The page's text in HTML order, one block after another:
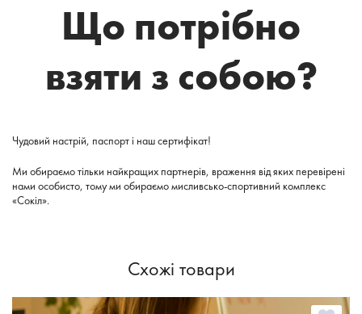
Що потрібно
взяти з собою?
Чудовий настрій, паспорт і наш сертифікат!
Ми обираємо тільки найкращих партнерів, враження від яких перевірені
нами особисто, тому ми обираємо мисливсько-спортивний комплекс
«Сокіл».
Схожі товари